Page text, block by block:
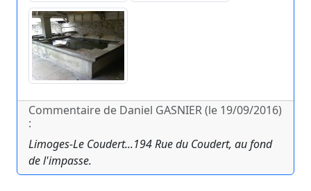
Commentaire de Daniel GASNIER (le 19/09/2016)
:
Limoges-Le Coudert...194 Rue du Coudert, au fond
de l'impasse.